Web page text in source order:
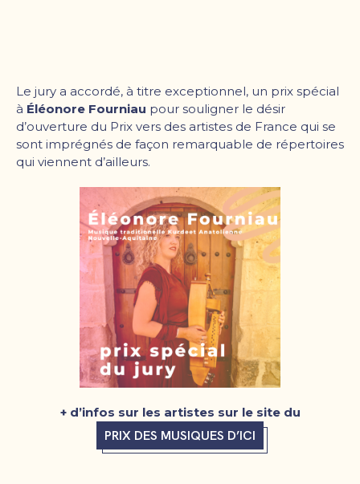
Le jury a accordé, à titre exceptionnel, un prix spécial
à Éléonore Fourniau pour souligner le désir
d’ouverture du Prix vers des artistes de France qui se
sont imprégnés de façon remarquable de répertoires
qui viennent d’ailleurs.
+ d’infos sur les artistes sur le site du
PRIX DES MUSIQUES D’ICI